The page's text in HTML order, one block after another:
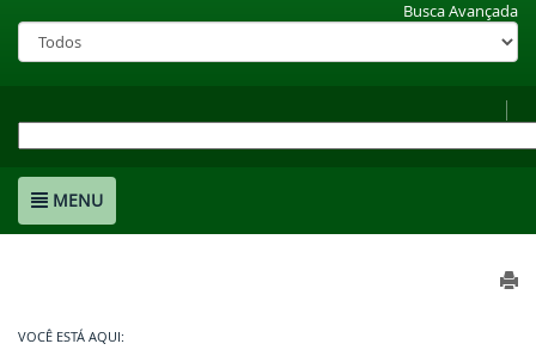
Busca Avançada
MENU
VOCÊ ESTÁ AQUI: